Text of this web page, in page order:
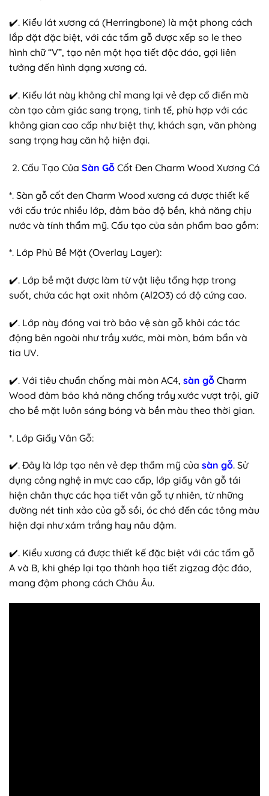
✔️. Kiểu lát xương cá (Herringbone) là một phong cách
lắp đặt đặc biệt, với các tấm gỗ được xếp so le theo
hình chữ “V”, tạo nên một họa tiết độc đáo, gợi liên
tưởng đến hình dạng xương cá.
✔️. Kiểu lát này không chỉ mang lại vẻ đẹp cổ điển mà
còn tạo cảm giác sang trọng, tinh tế, phù hợp với các
không gian cao cấp như biệt thự, khách sạn, văn phòng
sang trọng hay căn hộ hiện đại.
Cấu Tạo Của Sàn GỗCốt Đen Charm Wood Xương Cá
*. Sàn gỗ cốt đen Charm Wood xương cá được thiết kế
với cấu trúc nhiều lớp, đảm bảo độ bền, khả năng chịu
nước và tính thẩm mỹ. Cấu tạo của sản phẩm bao gồm:
*. Lớp Phủ Bề Mặt (Overlay Layer):
✔️. Lớp bề mặt được làm từ vật liệu tổng hợp trong
suốt, chứa các hạt oxit nhôm (Al2O3) có độ cứng cao.
✔️. Lớp này đóng vai trò bảo vệ sàn gỗ khỏi các tác
động bên ngoài như trầy xước, mài mòn, bám bẩn và
tia UV.
✔️. Với tiêu chuẩn chống mài mòn AC4, sàn gỗ Charm
Wood đảm bảo khả năng chống trầy xước vượt trội, giữ
cho bề mặt luôn sáng bóng và bền màu theo thời gian.
*. Lớp Giấy Vân Gỗ:
✔️. Đây là lớp tạo nên vẻ đẹp thẩm mỹ của sàn gỗ. Sử
dụng công nghệ in mực cao cấp, lớp giấy vân gỗ tái
hiện chân thực các họa tiết vân gỗ tự nhiên, từ những
đường nét tinh xảo của gỗ sồi, óc chó đến các tông màu
hiện đại như xám trắng hay nâu đậm.
✔️. Kiểu xương cá được thiết kế đặc biệt với các tấm gỗ
A và B, khi ghép lại tạo thành họa tiết zigzag độc đáo,
mang đậm phong cách Châu Âu.